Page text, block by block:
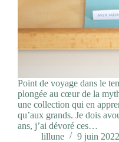
Point de voyage dans le
plongée au cœur de la
une collection qui en
qu’aux grands. Je dois
ans, j’ai dévoré ces…
lillune
9 juin 2022